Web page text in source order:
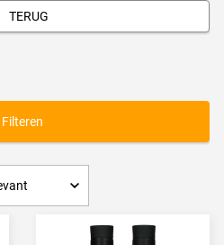
TERUG
Filteren